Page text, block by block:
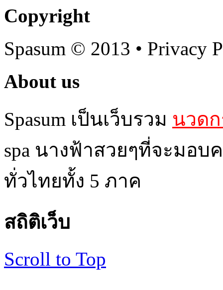
Copyright
Spasum © 2013 • Privacy
About us
Spasum เป็นเว็บรวม นวด
spa นางฟ้าสวยๆที่จะมอ
ทั่วไทยทั้ง 5 ภาค
สถิติเว็บ
Scroll to Top